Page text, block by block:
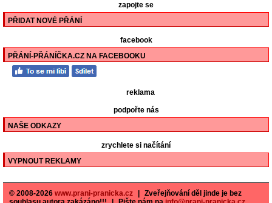
zapojte se
PŘIDAT NOVÉ PŘÁNÍ
facebook
PŘÁNÍ-PŘÁNÍČKA.CZ NA FACEBOOKU
reklama
podpořte nás
NAŠE ODKAZY
zrychlete si načítání
VYPNOUT REKLAMY
© 2008-2026 www.prani-pranicka.cz
Zveřejňování děl jinde je bez